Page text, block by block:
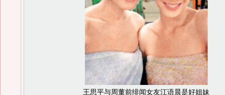
王思平与周董前绯闻女友江语晨是好姐妹